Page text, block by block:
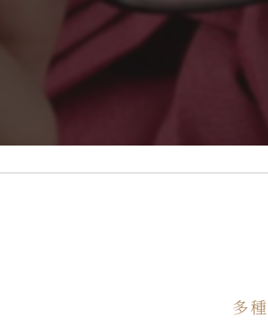
多